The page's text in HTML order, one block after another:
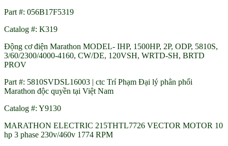
Part #: 056B17F5319
Catalog #: K319
Động cơ điện Marathon MODEL- IHP, 1500HP, 2P, ODP, 5810S,
3/60/2300/4000-4160, CW/DE, 120VSH, WRTD-SH, BRTD
PROV
Part #: 5810SVDSL16003 | ctc Trí Phạm Đại lý phân phối
Marathon độc quyền tại Việt Nam
Catalog #: Y9130
MARATHON ELECTRIC 215THTL7726 VECTOR MOTOR 10
hp 3 phase 230v/460v 1774 RPM